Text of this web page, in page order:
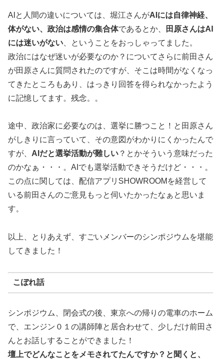
AIと人間の違いについては、堀江さんがAIには自律神経、
体がない、政治は感情の集合体であるとか、
田原さんはAI
には迷いがない 、ということをおっしゃってました。
政治にはなぜ迷いが必要なのか？についてさらに前田さん
が田原さんに質問されたのですが、そこは時間がなくなっ
てきたところもあり、はっきり回答を得られなかったよう
に記憶してます。残念。。
途中、政治家に必要なのは、選挙に勝つこと！と田原さん
がしきりに言っていて、その意図がわかりにくかったんで
すが、 AIだと選挙活動が難しい ？とかそういう意味だった
のかなぁ・・・。AIでも選挙活動できそうだけど・・・。
この点に関しては、配信アプリSHOWROOMを経営して
いる前田さんのご意見もっと伺いたかったなぁと思いま
す。
以上、とりあえず、すごいメンバーのシンポジウムを堪能
してきました！
こぼれ話
シンポジウム、閉会式の後、東京への帰りの電車のホーム
で、エンジン０１の講師陣と居合わせて、少しだけ前田さ
んとお話しすることができました！
壇上でどんなことをメモされてたんですか？と聞くと、